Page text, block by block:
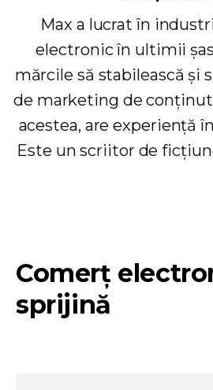
Max a lucrat în
electronic în ultimii
mărcile să stabilească și
de marketing de conținut
acestea, are experiență
Este un scriitor de
Comerț
sprijină